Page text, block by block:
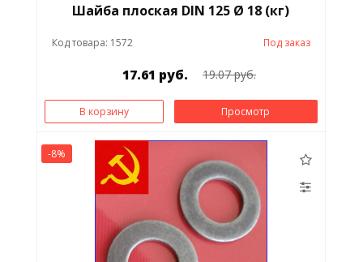
Шайба плоская DIN 125 Ø 18 (кг)
Код товара: 1572 Под заказ
17.61 руб. 19.07 руб.
В корзину Просмотр
-8%